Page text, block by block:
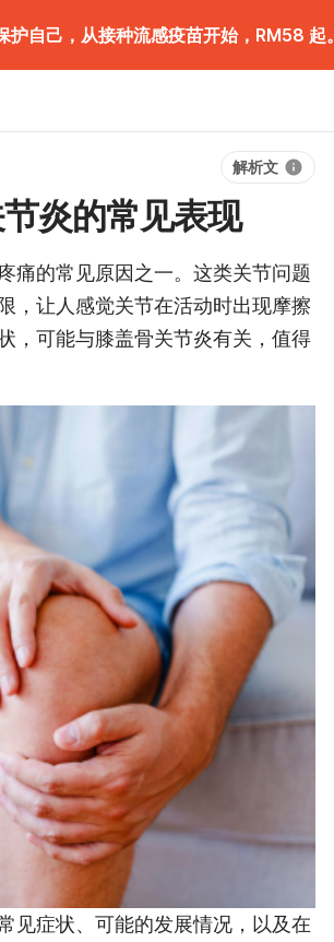
护自己，从接种流感疫苗开始，RM58 起
解析文
炎的常见表现
痛的常见原因之一。这类关节问题
，让人感觉关节在活动时出现摩擦
，可能与膝盖骨关节炎有关，值得
见症状、可能的发展情况，以及在